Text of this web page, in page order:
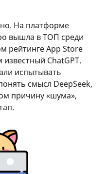
На платформе
вышла в ТОП среди
рейтинге App Store
ChatGPT.
испытывать
смысл DeepSeek,
причину «шума»,